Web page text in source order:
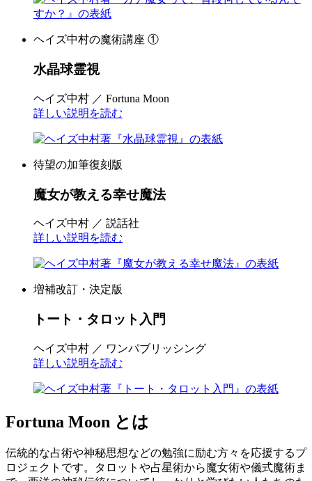
ヘイズ中村の魔術講座 ①
水晶球霊視
ヘイズ中村 ／ Fortuna Moon
詳しい説明を読む
待望の加筆復刻版
魔女が教える幸せ魔法
ヘイズ中村 ／ 説話社
詳しい説明を読む
増補改訂・決定版
トート・タロット入門
ヘイズ中村 ／ ワンパブリッシング
詳しい説明を読む
Fortuna Moon とは
伝統的な占術や神秘思想などの勉強に励む方々を応援するプ
ロジェクトです。タロットや占星術から魔女術や儀式魔術ま